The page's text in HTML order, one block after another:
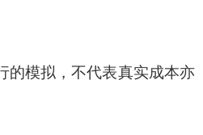
的模拟，不代表真实成本亦